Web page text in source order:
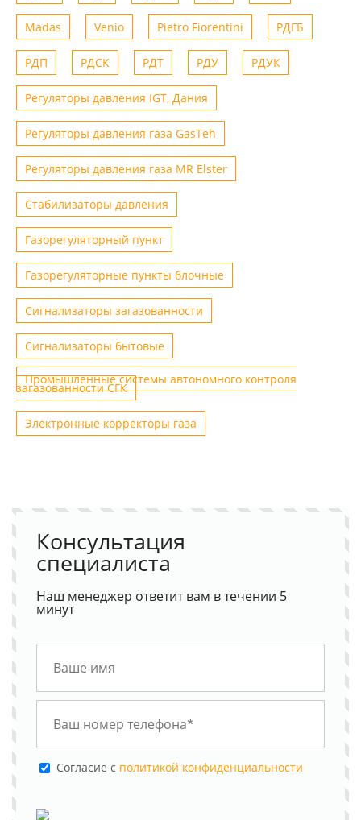
Madas Venio Рietro Fiorentini РДГБ
РДП РДСК РДТ РДУ РДУК
Регуляторы давления IGT, Дания
Регуляторы давления газа GasTeh
Регуляторы давления газа MR Elster
Стабилизаторы давления
Газорегуляторный пункт
Газорегуляторные пункты блочные
Сигнализаторы загазованности
Сигнализаторы бытовые
Промышленные системы автономного контроля
загазованности СГК
Электронные корректоры газа
Консультация
специалиста
Наш менеджер ответит вам в течении 5
минут
Cогласие с политикой конфиденциальности